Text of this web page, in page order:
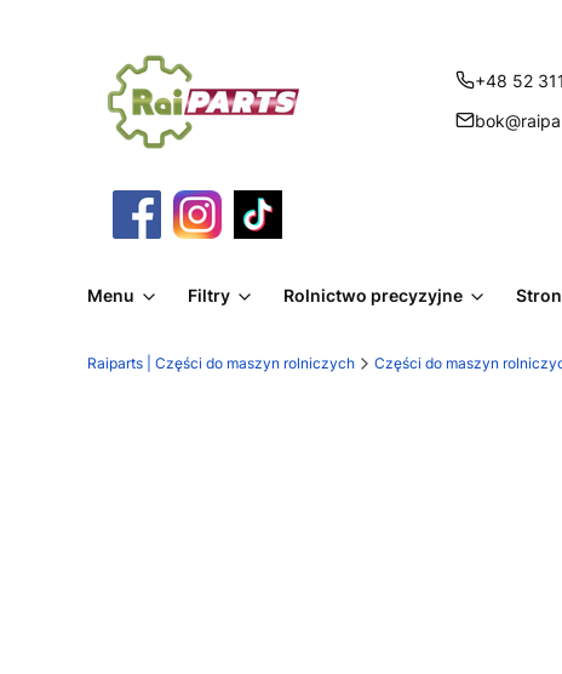
+48 52
Menu Filtry Rolnictwo precyzyjne
Raiparts | Części do maszyn rolniczych Części do maszyn